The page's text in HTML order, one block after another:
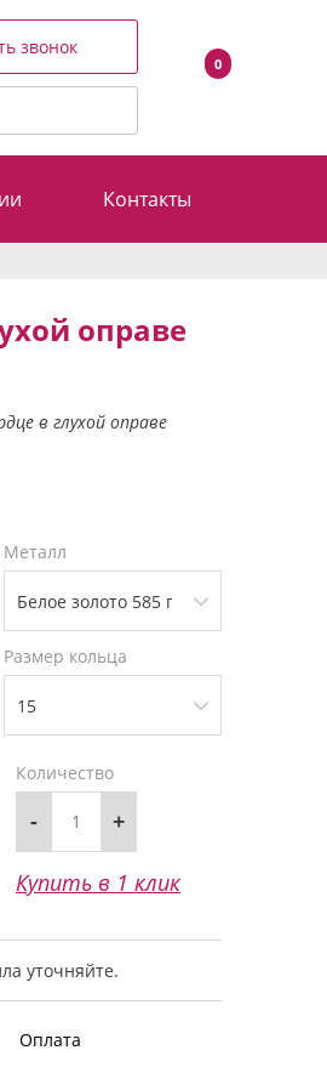
звонок
0
Контакты
оправе
в глухой оправе
Металл
Размер кольца
Количество
- +
Купить в 1 клик
уточняйте.
Оплата